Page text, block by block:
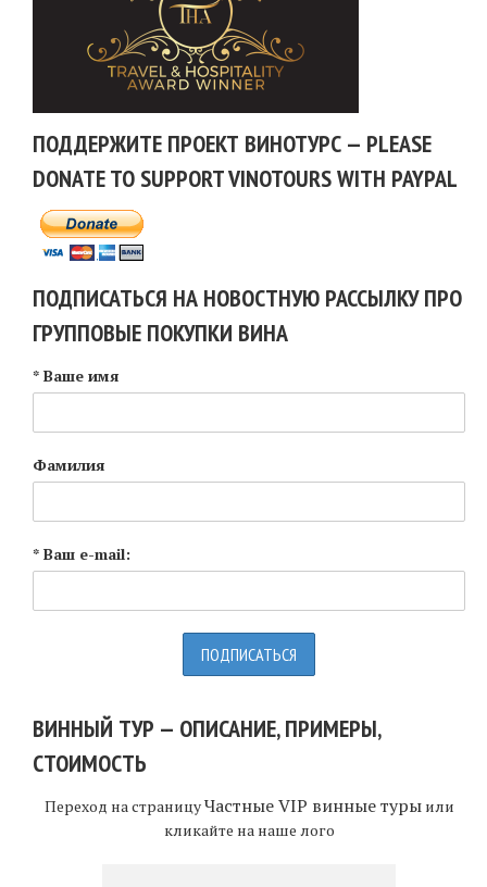
ПОДДЕРЖИТЕ ПРОЕКТ ВИНОТУРС — PLEASE
DONATE TO SUPPORT VINOTOURS WITH PAYPAL
ПОДПИСАТЬСЯ НА НОВОСТНУЮ РАССЫЛКУ ПРО
ГРУППОВЫЕ ПОКУПКИ ВИНА
* Ваше имя
Фамилия
* Ваш e-mail:
ВИННЫЙ ТУР — ОПИСАНИЕ, ПРИМЕРЫ,
СТОИМОСТЬ
Переход на страницуЧастные VIP винные турыили
кликайте на наше лого